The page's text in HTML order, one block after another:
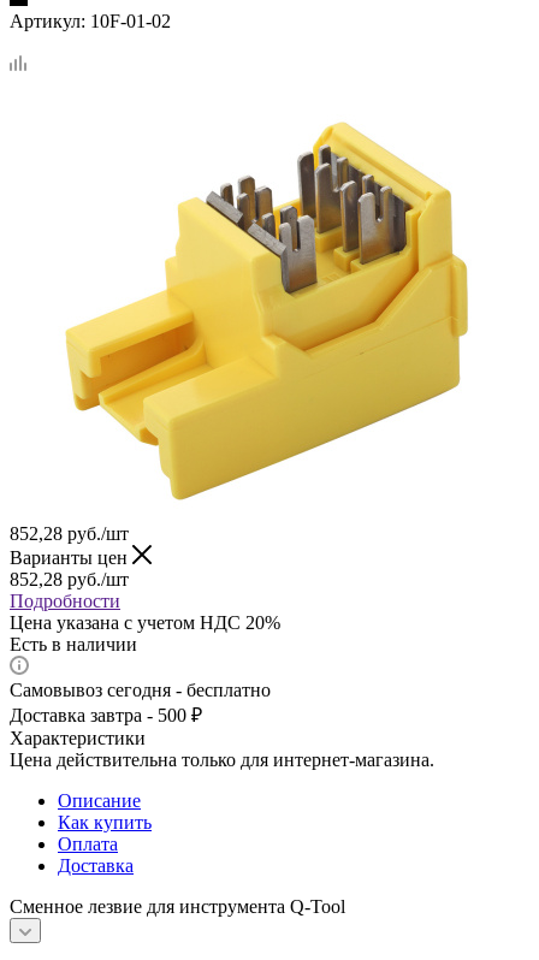
Артикул: 10F-01-02
852,28 руб./шт
Варианты цен
852,28 руб./шт
Подробности
Цена указана с учетом НДС 20%
Есть в наличии
Самовывоз сегодня - бесплатно
Доставка завтра - 500 ₽
Характеристики
Цена действительна только для интернет-магазина.
Описание
Как купить
Оплата
Доставка
Сменное лезвие для инструмента Q-Tool